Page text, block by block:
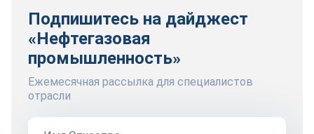
Подпишитесь на дайджест
«Нефтегазовая
промышленность»
Ежемесячная рассылка для специалистов
отрасли